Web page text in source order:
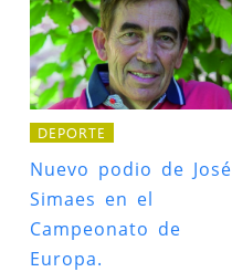
DEPORTE
Nuevo podio de José
Simaes en el
Campeonato de
Europa.